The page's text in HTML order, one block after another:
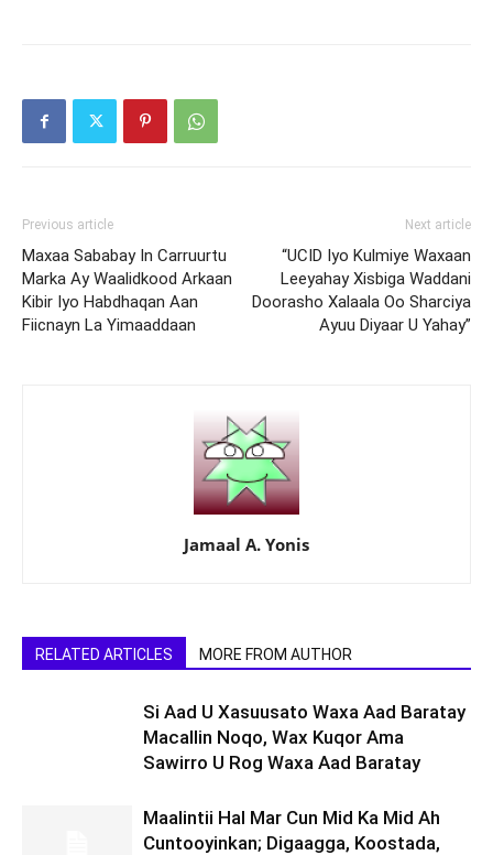
Previous article
Maxaa Sababay In Carruurtu
Marka Ay Waalidkood Arkaan
Kibir Iyo Habdhaqan Aan
Fiicnayn La Yimaaddaan
Next article
“UCID Iyo Kulmiye Waxaan
Leeyahay Xisbiga Waddani
Doorasho Xalaala Oo Sharciya
Ayuu Diyaar U Yahay”
Jamaal A. Yonis
RELATED ARTICLES MORE FROM AUTHOR
Si Aad U Xasuusato Waxa Aad Baratay
Macallin Noqo, Wax Kuqor Ama
Sawirro U Rog Waxa Aad Baratay
Maalintii Hal Mar Cun Mid Ka Mid Ah
Cuntooyinkan; Digaagga, Koostada,